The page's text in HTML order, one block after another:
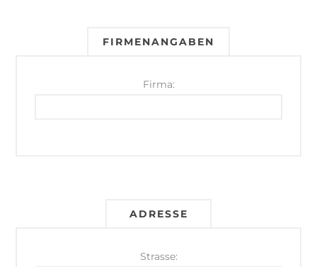
FIRMENANGABEN
Firma:
ADRESSE
Strasse: